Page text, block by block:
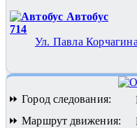
Автобус
714
Ул. Павла
⏩ Город следования:
⏩ Маршрут движения: